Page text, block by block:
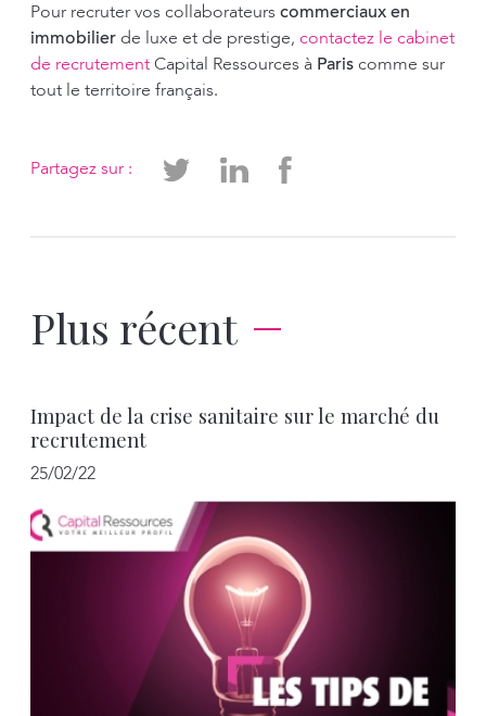
Pour recruter vos collaborateurs commerciaux en
immobilier de luxe et de prestige, contactez le cabinet
de recrutement Capital Ressources à Pariscomme sur
tout le territoire français.
Partagez sur :
Plus récent
Impact de la crise sanitaire sur le marché du
recrutement
25/02/22